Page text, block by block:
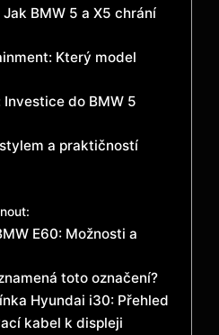
BMW 5 a X5 chrání
Který model
do BMW 5
a praktičností
E60: Možnosti a
toto označení?
Hyundai i30: Přehled
kabel k displeji